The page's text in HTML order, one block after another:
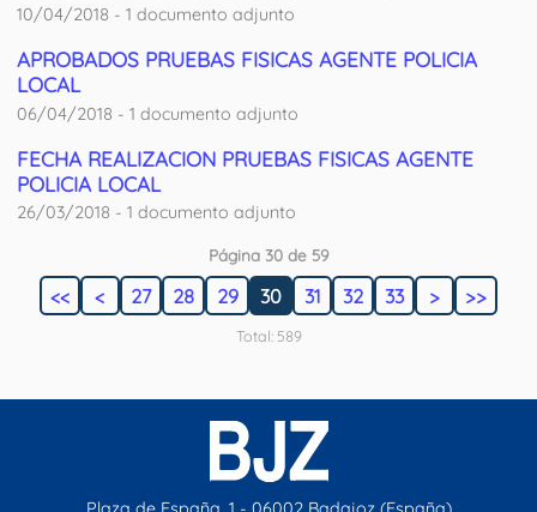
10/04/2018 - 1 documento adjunto
APROBADOS PRUEBAS FISICAS AGENTE POLICIA
LOCAL
06/04/2018 - 1 documento adjunto
FECHA REALIZACION PRUEBAS FISICAS AGENTE
POLICIA LOCAL
26/03/2018 - 1 documento adjunto
Página 30 de 59
<< < 27 28 29 30 31 32 33 > >>
Total: 589